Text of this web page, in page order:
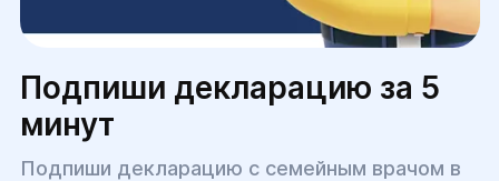
Подпиши декларацию за 5
минут
Подпиши декларацию с семейным врачом в